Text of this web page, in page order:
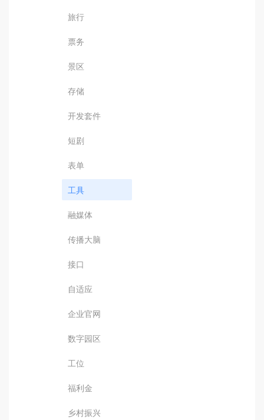
旅行
票务
景区
存储
开发套件
短剧
表单
工具
融媒体
传播大脑
接口
自适应
企业官网
数字园区
工位
福利金
乡村振兴